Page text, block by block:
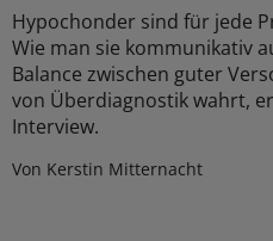
Hypochonder sind für jede
Wie man sie kommunikativ
Balance zwischen guter
von Überdiagnostik wahrt,
Interview.
Von Kerstin Mitternacht